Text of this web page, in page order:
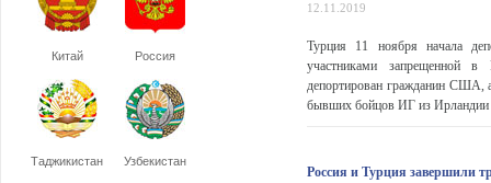
Китай Россия
Таджикистан Узбекистан
12.11.2019
Турция 11 ноября начала
участниками запрещенной в
депортирован гражданин США,
бывших бойцов ИГ из Ирландии
Россия и Турция завершили